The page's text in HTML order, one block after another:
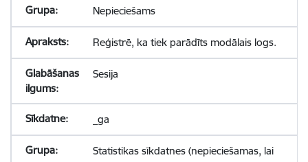
Nepieciešams
Reģistrē, ka tiek parādīts modālais logs.
Sesija
_ga
Statistikas sīkdatnes (nepieciešamas, lai